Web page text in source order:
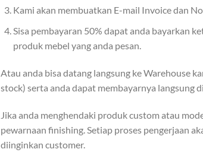
Kami akan membuatkan E-mail Invoice dan
Sisa pembayaran 50% dapat anda bayarkan
produk mebel yang anda pesan.
Atau anda bisa datang langsung ke Warehouse
stock) serta anda dapat membayarnya langsung
Jika anda menghendaki produk custom atau
pewarnaan finishing. Setiap proses pengerjaan
diinginkan customer.